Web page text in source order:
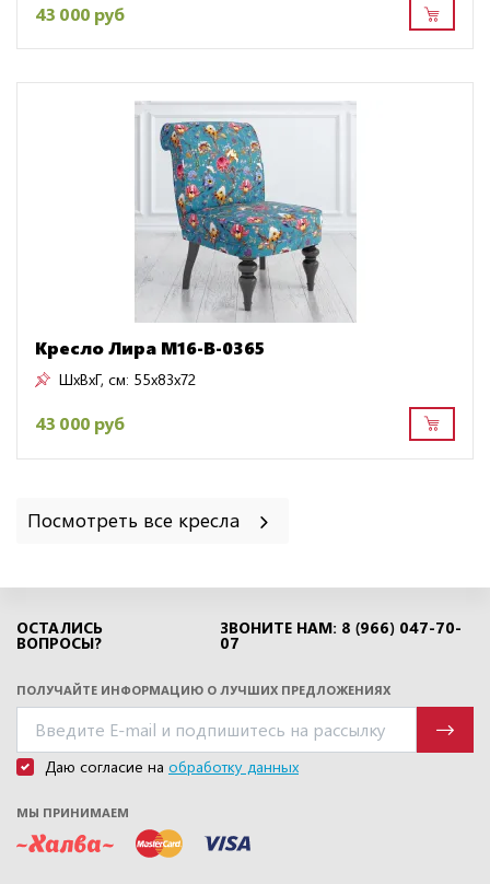
43 000 руб
Кресло Лира M16-B-0365
ШxВxГ, см: 55x83x72
43 000 руб
Посмотреть все кресла
ОСТАЛИСЬ
ВОПРОСЫ?
ЗВОНИТЕ НАМ: 8 (966) 047-70-
07
ПОЛУЧАЙТЕ ИНФОРМАЦИЮ О ЛУЧШИХ ПРЕДЛОЖЕНИЯХ
Даю согласие на обработку данных
МЫ ПРИНИМАЕМ